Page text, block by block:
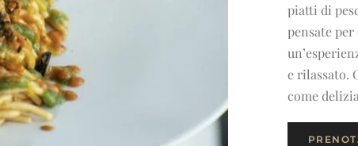
piatti di
pensate
e rilassato.
come